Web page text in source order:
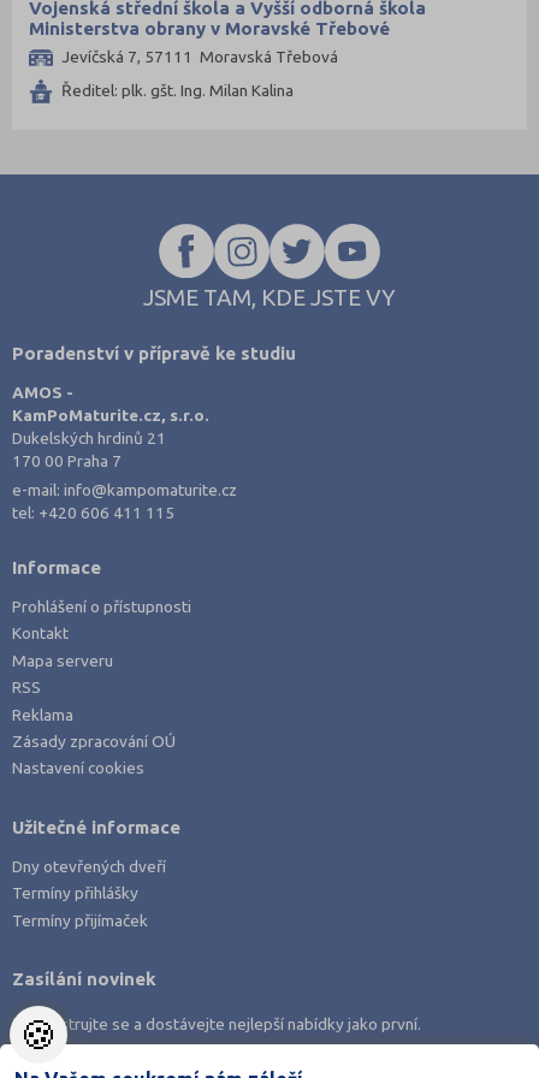
Vojenská střední škola a Vyšší odborná škola
Ministerstva obrany v Moravské Třebové
Jevíčská 7, 57111 Moravská Třebová
Ředitel: plk. gšt. Ing. Milan Kalina
JSME TAM, KDE JSTE VY
Poradenství v přípravě ke studiu
AMOS -
KamPoMaturite.cz, s.r.o.
Dukelských hrdinů 21
170 00 Praha 7
e-mail:info@kampomaturite.cz
tel: +420 606 411 115
Informace
Prohlášení o přístupnosti
Kontakt
Mapa serveru
RSS
Reklama
Zásady zpracování OÚ
Nastavení cookies
Užitečné informace
Dny otevřených dveří
Termíny přihlášky
Termíny přijímaček
Zasílání novinek
Zaregistrujte se a dostávejte nejlepší nabídky jako první.
🍪